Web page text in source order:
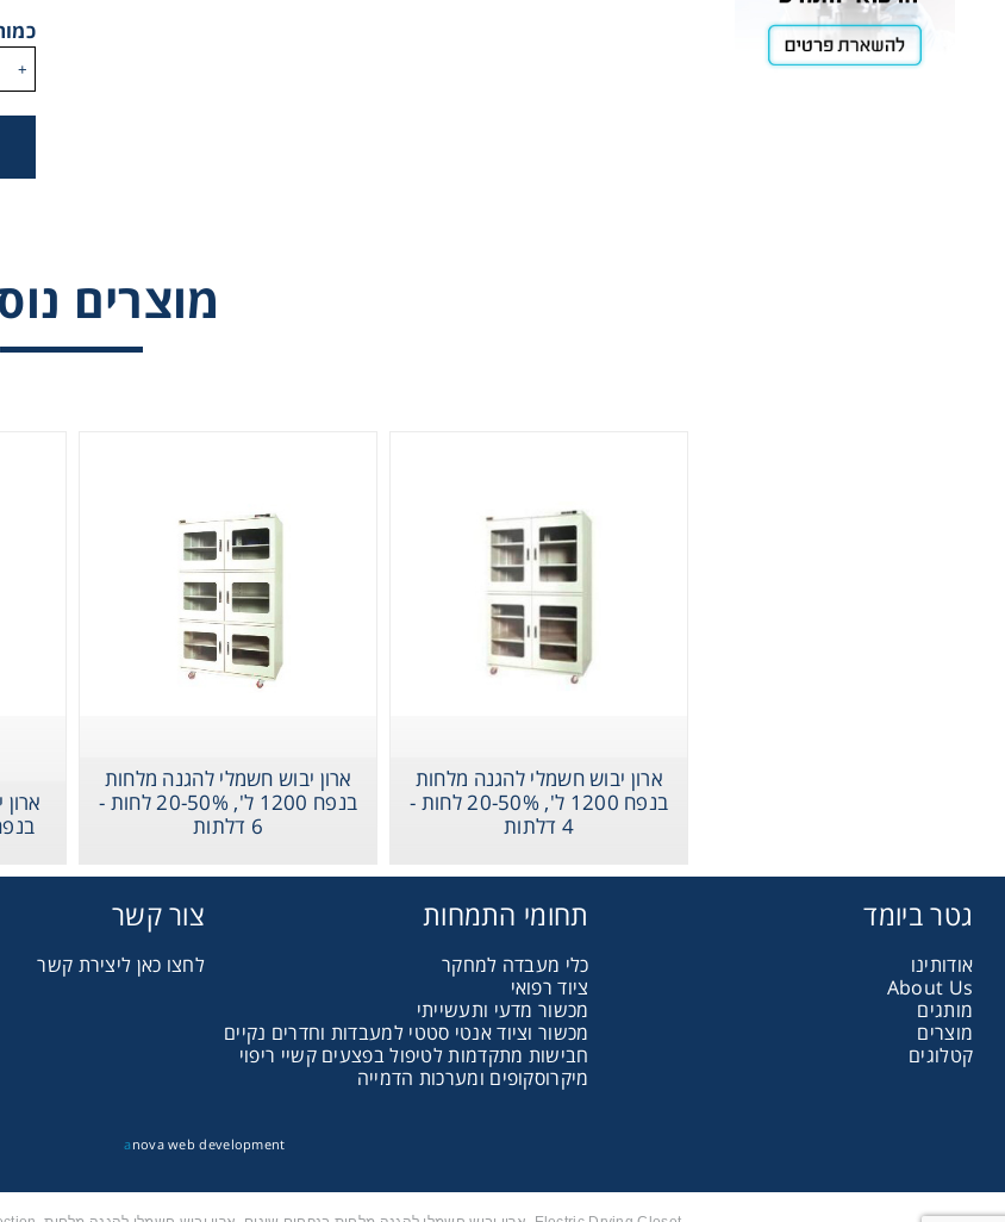
+
מוצרים
ארון יבוש חשמלי להגנה מלחות
בנפח 1200 ל', 20-50% לחות -
4 דלתות
ארון יבוש חשמלי להגנה מלחות
בנפח 1200 ל', 20-50% לחות -
6 דלתות
בנפח 400 ל', 20-
גטר ביומד
אודותינו
About Us
מותגים
מוצרים
קטלוגים
תחומי התמחות
כלי מעבדה למחקר
ציוד רפואי
מכשור מדעי ותעשייתי
מכשור וציוד אנטי סטטי למעבדות וחדרים נקיים
חבישות מתקדמות לטיפול בפצעים קשיי ריפוי
מיקרוסקופים ומערכות הדמייה
צור קשר
לחצו כאן ליצירת קשר
a nova web development
Lab Essentials
Filtration
Liquid Handling
Reagents & Kits
Consumables
Safety